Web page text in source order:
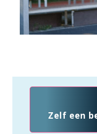
Zelf een